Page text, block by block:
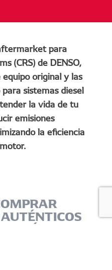
para
(CRS) de DENSO,
original y las
sistemas diesel
la vida de tu
emisiones
la eficiencia